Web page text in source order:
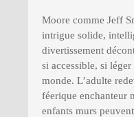
Moore comme Jeff
intrigue solide,
divertissement
si accessible, si léger
monde. L’adulte
féerique enchanteur
enfants murs